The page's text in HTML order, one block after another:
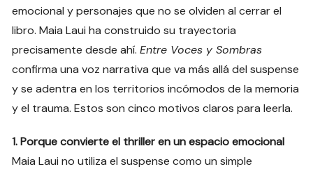
emocional y personajes que no se olviden al cerrar el
libro. Maia Laui ha construido su trayectoria
precisamente desde ahí.Entre Voces y Sombras
confirma una voz narrativa que va más allá del suspense
y se adentra en los territorios incómodos de la memoria
y el trauma. Estos son cinco motivos claros para leerla.
1. Porque convierte el thriller en un espacio emocional
Maia Laui no utiliza el suspense como un simple